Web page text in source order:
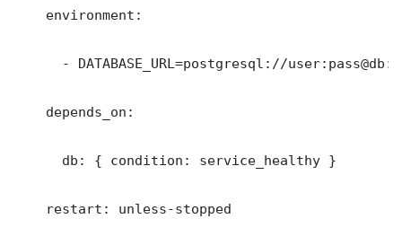
    environment:
- DATABASE_URL=postgresql://
    depends_on:
      db: { condition: service_healthy }
    restart: unless-stopped